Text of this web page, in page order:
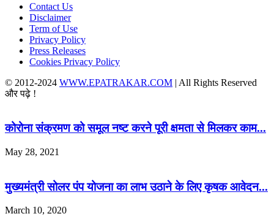
Contact Us
Disclaimer
Term of Use
Privacy Policy
Press Releases
Cookies Privacy Policy
© 2012-2024 WWW.EPATRAKAR.COM | All Rights Reserved
और पढ़े !
कोरोना संक्रमण को समूल नष्ट करने पूरी क्षमता से मिलकर काम...
May 28, 2021
मुख्यमंत्री सोलर पंप योजना का लाभ उठाने के लिए कृषक आवेदन...
March 10, 2020